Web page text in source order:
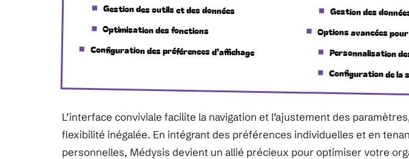
Gestion des outils et des données
Optimisation des fonctions
Configuration des préférences d’affichage
Gestion des
Options avancées
Personnalisation
Configuration de la
L’interface conviviale facilite la navigation et l’ajustement des
flexibilité inégalée. En intégrant des préférences individuelles et en
personnelles, Médysis devient un allié précieux pour optimiser votre